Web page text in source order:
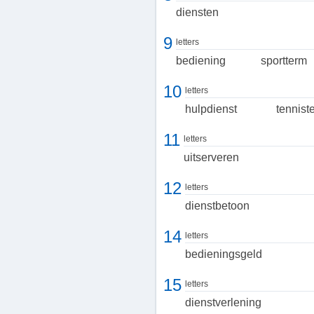
diensten
9 letters
bediening sportterm
10 letters
hulpdienst
11 letters
uitserveren
12 letters
dienstbetoon
14 letters
bedieningsgeld
15 letters
dienstverlening